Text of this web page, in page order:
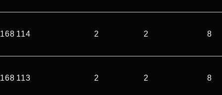
168 114 2 2 8
168 113 2 2 8